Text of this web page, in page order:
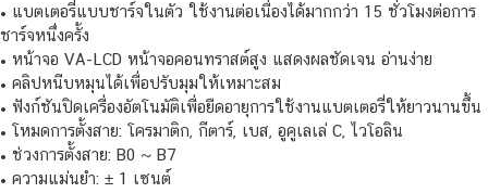
• แบตเตอรี่แบบชาร์จในตัว ใช้งานต่อเนื่องได้มากกว่า 15 ชั่วโมงต่อการ
ชาร์จหนึ่งครั้ง
• หน้าจอ VA-LCD หน้าจอคอนทราสต์สูง แสดงผลชัดเจน อ่านง่าย
• คลิปหนีบหมุนได้เพื่อปรับมุมให้เหมาะสม
• ฟังก์ชันปิดเครื่องอัตโนมัติเพื่อยืดอายุการใช้งานแบตเตอรี่ให้ยาวนานขึ้น
• โหมดการตั้งสาย: โครมาติก, กีตาร์, เบส, อูคูเลเล่ C, ไวโอลิน
• ช่วงการตั้งสาย: B0 ~ B7
• ความแม่นยำ: ± 1 เซนต์